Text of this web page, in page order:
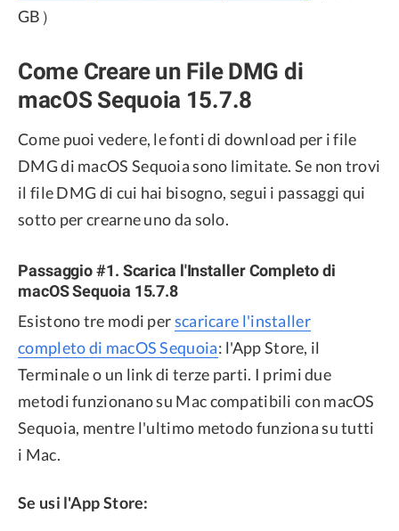
GB）
Come Creare un File DMG di
macOS Sequoia 15.7.8
Come puoi vedere, le fonti di download per i file
DMG di macOS Sequoia sono limitate. Se non trovi
il file DMG di cui hai bisogno, segui i passaggi qui
sotto per crearne uno da solo.
Passaggio #1. Scarica l'Installer Completo di
macOS Sequoia 15.7.8
Esistono tre modi perscaricare l'installer
completo di macOS Sequoia: l'App Store, il
Terminale o un link di terze parti. I primi due
metodi funzionano su Mac compatibili con macOS
Sequoia, mentre l'ultimo metodo funziona su tutti
i Mac.
Se usi l'App Store: